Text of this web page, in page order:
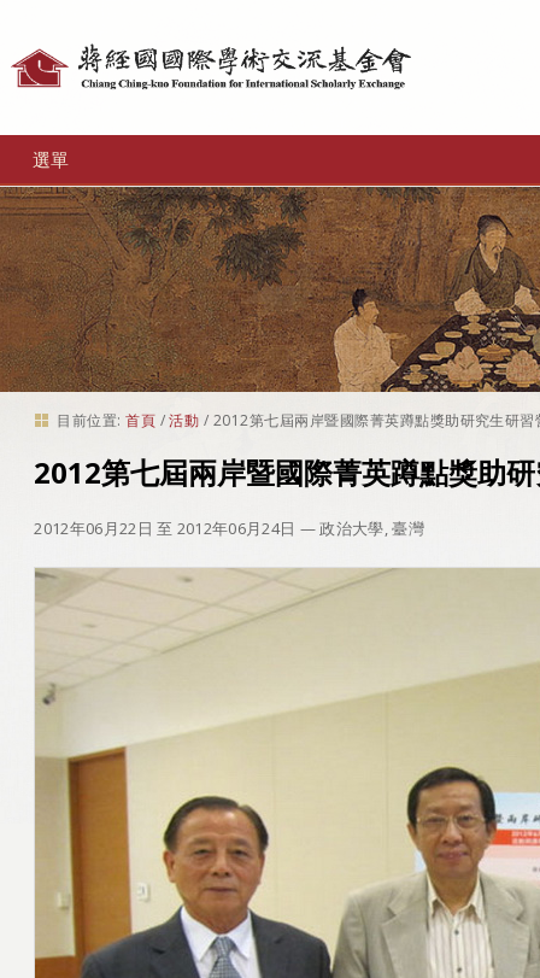
選單
目前位置: 首頁 /活動 / 2012第七屆兩岸暨國際菁英蹲點獎助研究生研習
2012第七屆兩岸暨國際菁英蹲點獎助
2012年06月22日 至 2012年06月24日 — 政治大學, 臺灣